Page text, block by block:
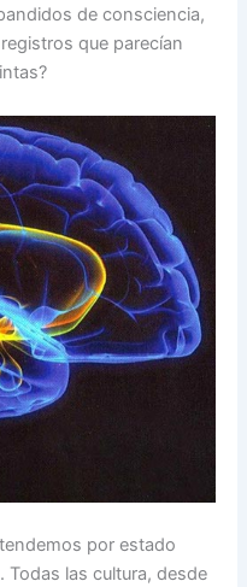
de consciencia,
que parecían
por estado
Todas las cultura, desde